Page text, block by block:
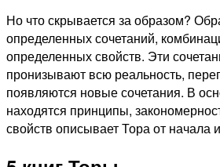
Но что скрывается за образом?
определенных сочетаний,
определенных свойств. Эти
пронизывают всю реальность,
появляются новые сочетания. В
находятся принципы,
свойств описывает Тора от начала